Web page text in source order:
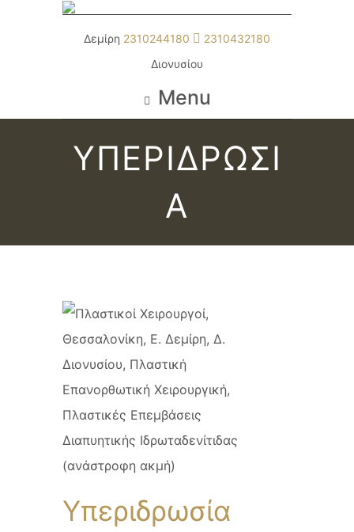
Δεμίρη 2310244180
2310432180
Διονυσίου
Menu
ΥΠΕΡΙΔΡΩΣΙ
Α
Υπεριδρωσία